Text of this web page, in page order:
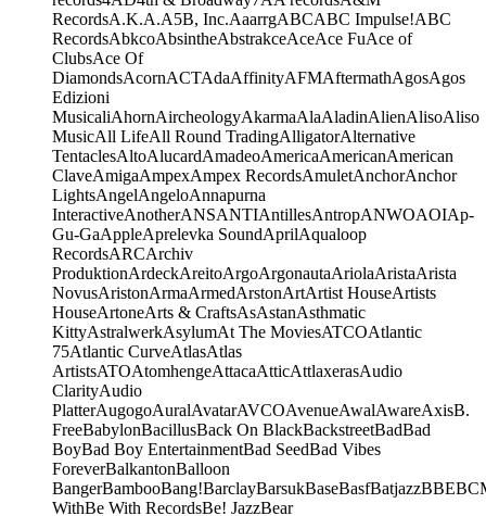
RecordsA.K.A.A5B, Inc.AaarrgABCABC Impulse!ABC
RecordsAbkcoAbsintheAbstrakceAceAce FuAce of
ClubsAce Of
DiamondsAcornACTAdaAffinityAFMAftermathAgosAgos
Edizioni
MusicaliAhornAircheologyAkarmaAlaAladinAlienAlisoAliso
MusicAll LifeAll Round TradingAlligatorAlternative
TentaclesAltoAlucardAmadeoAmericaAmericanAmerican
ClaveAmigaAmpexAmpex RecordsAmuletAnchorAnchor
LightsAngelAngeloAnnapurna
InteractiveAnotherANSANTIAntillesAntropANWOAOIAp-
Gu-GaAppleAprelevka SoundAprilAqualoop
RecordsARCArchiv
ProduktionArdeckAreitoArgoArgonautaAriolaAristaArista
NovusAristonArmaArmedArstonArtArtist HouseArtists
HouseArtoneArts & CraftsAsAstanAsthmatic
KittyAstralwerkAsylumAt The MoviesATCOAtlantic
75Atlantic CurveAtlasAtlas
ArtistsATOAtomhengeAttacaAtticAttlaxerasAudio
ClarityAudio
PlatterAugogoAuralAvatarAVCOAvenueAwalAwareAxisB.
FreeBabylonBacillusBack On BlackBackstreetBadBad
BoyBad Boy EntertainmentBad SeedBad Vibes
ForeverBalkantonBalloon
BangerBambooBang!BarclayBarsukBaseBasfBatjazzBBE
WithBe With RecordsBe! JazzBear